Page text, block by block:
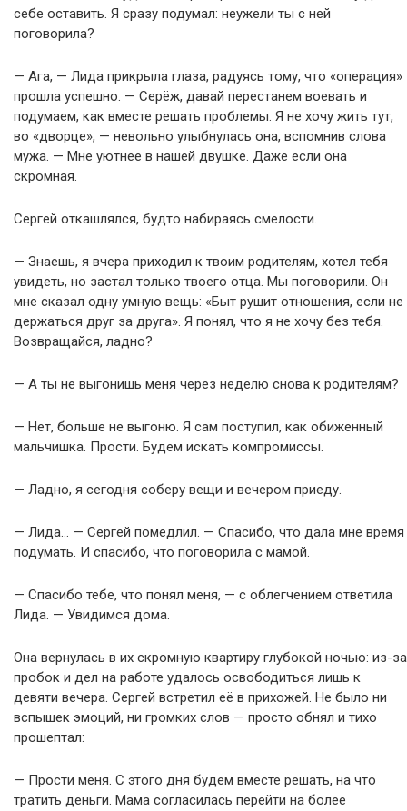
себе оставить. Я сразу подумал: неужели ты с ней
поговорила?
— Ага, — Лида прикрыла глаза, радуясь тому, что «операция»
прошла успешно. — Серёж, давай перестанем воевать и
подумаем, как вместе решать проблемы. Я не хочу жить тут,
во «дворце», — невольно улыбнулась она, вспомнив слова
мужа. — Мне уютнее в нашей двушке. Даже если она
скромная.
Сергей откашлялся, будто набираясь смелости.
— Знаешь, я вчера приходил к твоим родителям, хотел тебя
увидеть, но застал только твоего отца. Мы поговорили. Он
мне сказал одну умную вещь: «Быт рушит отношения, если не
держаться друг за друга». Я понял, что я не хочу без тебя.
Возвращайся, ладно?
— А ты не выгонишь меня через неделю снова к родителям?
— Нет, больше не выгоню. Я сам поступил, как обиженный
мальчишка. Прости. Будем искать компромиссы.
— Ладно, я сегодня соберу вещи и вечером приеду.
— Лида… — Сергей помедлил. — Спасибо, что дала мне время
подумать. И спасибо, что поговорила с мамой.
— Спасибо тебе, что понял меня, — с облегчением ответила
Лида. — Увидимся дома.
Она вернулась в их скромную квартиру глубокой ночью: из-за
пробок и дел на работе удалось освободиться лишь к
девяти вечера. Сергей встретил её в прихожей. Не было ни
вспышек эмоций, ни громких слов — просто обнял и тихо
прошептал:
— Прости меня. С этого дня будем вместе решать, на что
тратить деньги. Мама согласилась перейти на более